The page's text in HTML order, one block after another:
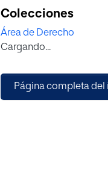
gobierno, se
sustentadas en
existentes, algunas de
principio rector.
Colecciones
Área de Derecho
Cargando...
Página completa del